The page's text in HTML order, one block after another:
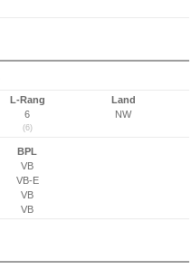
L-Rang
6
(6)
Land
NW
BPL
VB
VB-E
VB
VB